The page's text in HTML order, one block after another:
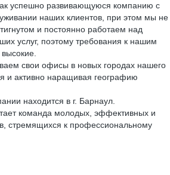
успешно развивающуюся компанию с
наших клиентов, при этом мы не
и постоянно работаем над
услуг, поэтому требования к нашим
свои офисы в новых городах нашего
и активно наращивая географию
находится в г. Барнаул.
команда молодых, эффективных и
стремящихся к профессиональному